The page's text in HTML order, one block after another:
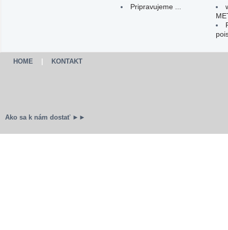
Pripravujeme ...
HOME KONTAKT
Ako sa k nám dostať ►►